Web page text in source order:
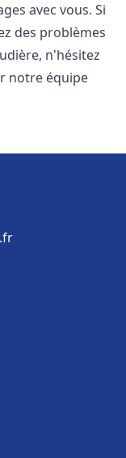
avec vous. Si
des problèmes
n'hésitez
notre équipe